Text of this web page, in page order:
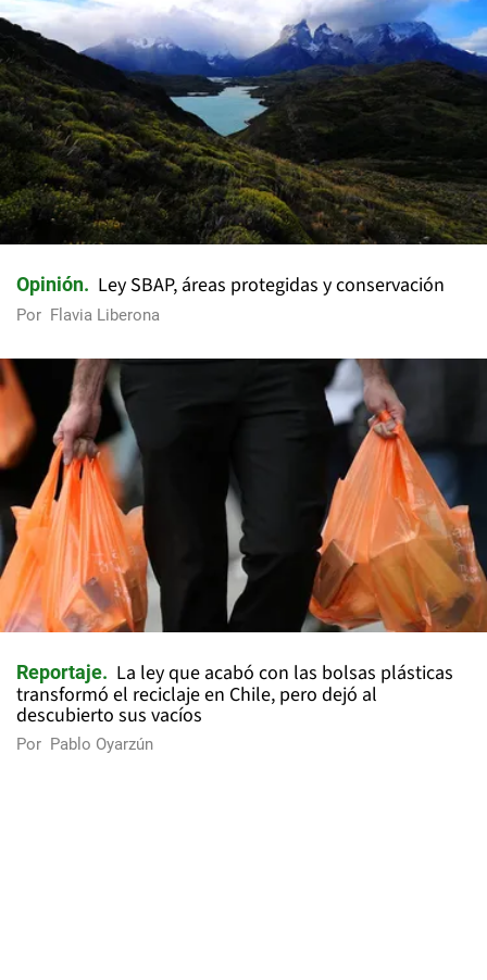
Opinión Ley SBAP, áreas protegidas y conservación
Por Flavia Liberona
Reportaje
La ley que acabó con las bolsas plásticas
transformó el reciclaje en Chile, pero dejó al
descubierto sus vacíos
Por Pablo Oyarzún